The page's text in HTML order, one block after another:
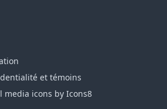
et témoins
media icons by Icons8